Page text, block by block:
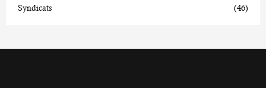
Syndicats
(46)